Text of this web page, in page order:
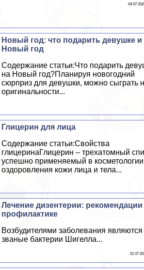
04 07
Новый год: что подарить дeвyшке
Новый год
Содержание статьи:Что подарить
на Новый год?Планируя новогодний
сюрприз для дeвyшки, можно сыграть
оригинальности...
Глицерин для лица
Содержание статьи:Свойства
глицеринаГлицерин – трехатомный
успешно применяемый в
оздоровления кожи лица и тела...
Лечение дизентерии:
профилактике
Возбудителями заболевания являются
званые бактерии Шигелла...
01 07